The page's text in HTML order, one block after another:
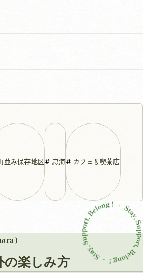
並み保存地区 忠海 カフェ＆喫茶店
ara )
の楽しみ方